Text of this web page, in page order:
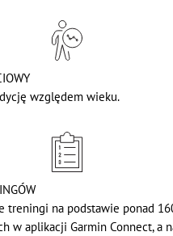
względem wieku.
treningi na podstawie ponad
w aplikacji Garmin Connect, a